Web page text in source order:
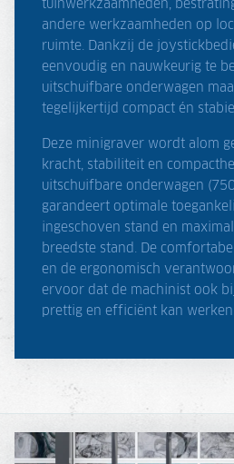
tuinwerkzaamheden,
andere werkzaamheden op
ruimte. Dankzij de
eenvoudig en nauwkeurig te
uitschuifbare onderwagen
tegelijkertijd compact én stabiel.
Deze minigraver wordt alom
kracht, stabiliteit en
uitschuifbare onderwagen
garandeert optimale
ingeschoven stand en
breedste stand. De
en de ergonomisch
ervoor dat de machinist ook
prettig en efficiënt kan werken.